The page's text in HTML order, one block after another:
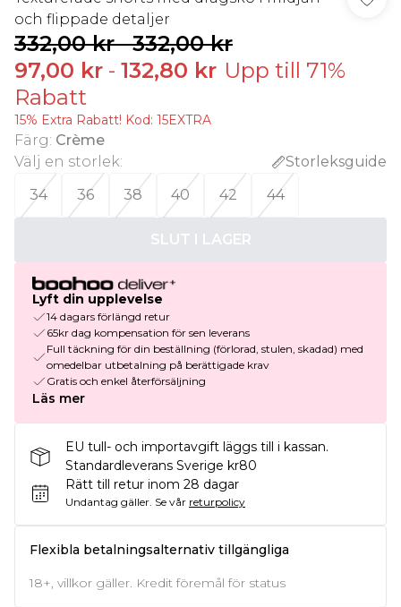
och flippade detaljer
332,00 kr-332,00 kr
97,00 kr - 132,80 kr Upp till 71%
Rabatt
15% Extra Rabatt! Kod: 15EXTRA
Färg: Crème
Välj en storlek:
Storleksguide
34
36 38 40 42 44
SLUT I LAGER
Lyft din upplevelse
14 dagars förlängd retur
65kr dag kompensation för sen leverans
Full täckning för din beställning (förlorad, stulen, skadad) med
omedelbar utbetalning på berättigade krav
Gratis och enkel återförsäljning
Läs mer
EU tull- och importavgift läggs till i kassan.
Standardleverans Sverige kr80
Rätt till retur inom 28 dagar
Undantag gäller. Se vår returpolicy
Flexibla betalningsalternativ tillgängliga
18+, villkor gäller. Kredit föremål för status